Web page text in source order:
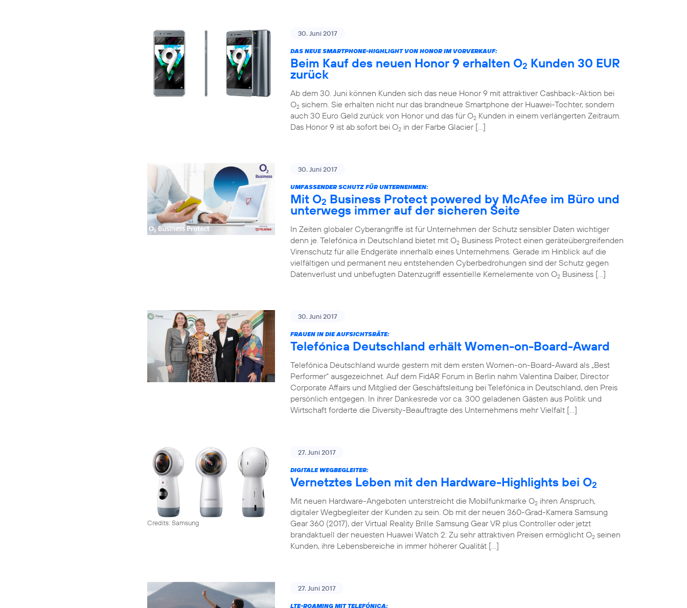
30. Juni 2017
DAS NEUE SMARTPHONE-HIGHLIGHT VON HONOR IM VORVERKAUF:
Beim Kauf des neuen Honor 9 erhalten O2 Kunden 30 EUR
zurück
Ab dem 30. Juni können Kunden sich das neue Honor 9 mit attraktiver Cashback-Aktion bei
O2 sichern. Sie erhalten nicht nur das brandneue Smartphone der Huawei-Tochter, sondern
auch 30 Euro Geld zurück von Honor und das für O2 Kunden in einem verlängerten Zeitraum.
Das Honor 9 ist ab sofort bei O2 in der Farbe Glacier […]
30. Juni 2017
UMFASSENDER SCHUTZ FÜR UNTERNEHMEN:
Mit O2 Business Protect powered by McAfee im Büro und
unterwegs immer auf der sicheren Seite
In Zeiten globaler Cyberangriffe ist für Unternehmen der Schutz sensibler Daten wichtiger
denn je. Telefónica in Deutschland bietet mit O2 Business Protect einen geräteübergreifenden
Virenschutz für alle Endgeräte innerhalb eines Unternehmens. Gerade im Hinblick auf die
vielfältigen und permanent neu entstehenden Cyberbedrohungen sind der Schutz gegen
Datenverlust und unbefugten Datenzugriff essentielle Kernelemente von O2 Business […]
30. Juni 2017
FRAUEN IN DIE AUFSICHTSRÄTE:
Telefónica Deutschland erhält Women-on-Board-Award
Telefónica Deutschland wurde gestern mit dem ersten Women-on-Board-Award als „Best
Performer“ ausgezeichnet. Auf dem FidAR Forum in Berlin nahm Valentina Daiber, Director
Corporate Affairs und Mitglied der Geschäftsleitung bei Telefónica in Deutschland, den Preis
persönlich entgegen. In ihrer Dankesrede vor ca. 300 geladenen Gästen aus Politik und
Wirtschaft forderte die Diversity-Beauftragte des Unternehmens mehr Vielfalt […]
Credits: Samsung
27. Juni 2017
DIGITALE WEGBEGLEITER:
Vernetztes Leben mit den Hardware-Highlights bei O2
Mit neuen Hardware-Angeboten unterstreicht die Mobilfunkmarke O2 ihren Anspruch,
digitaler Wegbegleiter der Kunden zu sein. Ob mit der neuen 360-Grad-Kamera Samsung
Gear 360 (2017), der Virtual Reality Brille Samsung Gear VR plus Controller oder jetzt
brandaktuell der neuesten Huawei Watch 2: Zu sehr attraktiven Preisen ermöglicht O2 seinen
Kunden, ihre Lebensbereiche in immer höherer Qualität […]
27. Juni 2017
LTE-ROAMING MIT TELEFÓNICA: